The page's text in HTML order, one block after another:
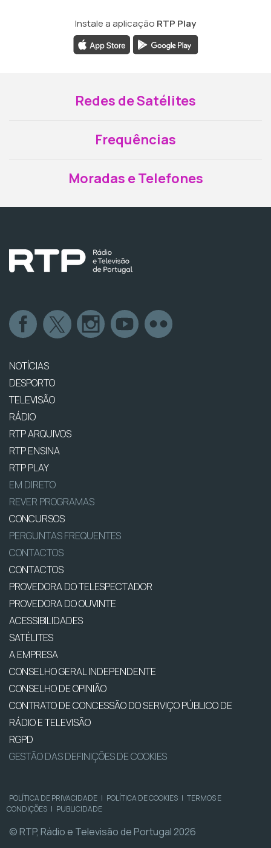
Instale a aplicação RTP Play
Redes de Satélites
Frequências
Moradas e Telefones
NOTÍCIAS
DESPORTO
TELEVISÃO
RÁDIO
RTP ARQUIVOS
RTP ENSINA
RTP PLAY
EM DIRETO
REVER PROGRAMAS
CONCURSOS
PERGUNTAS FREQUENTES
CONTACTOS
CONTACTOS
PROVEDORA DO TELESPECTADOR
PROVEDORA DO OUVINTE
ACESSIBILIDADES
SATÉLITES
A EMPRESA
CONSELHO GERAL INDEPENDENTE
CONSELHO DE OPINIÃO
CONTRATO DE CONCESSÃO DO SERVIÇO PÚBLICO DE
RÁDIO E TELEVISÃO
RGPD
GESTÃO DAS DEFINIÇÕES DE COOKIES
POLÍTICA DE PRIVACIDADE | POLÍTICA DE COOKIES | TERMOS E
CONDIÇÕES | PUBLICIDADE
© RTP, Rádio e Televisão de Portugal 2026